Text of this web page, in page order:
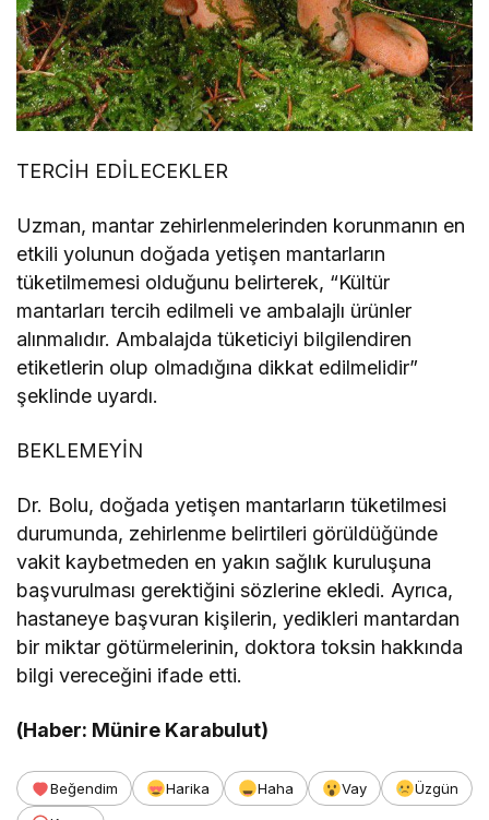
TERCİH EDİLECEKLER
Uzman, mantar zehirlenmelerinden korunmanın en
etkili yolunun doğada yetişen mantarların
tüketilmemesi olduğunu belirterek, “Kültür
mantarları tercih edilmeli ve ambalajlı ürünler
alınmalıdır. Ambalajda tüketiciyi bilgilendiren
etiketlerin olup olmadığına dikkat edilmelidir”
şeklinde uyardı.
BEKLEMEYİN
Dr. Bolu, doğada yetişen mantarların tüketilmesi
durumunda, zehirlenme belirtileri görüldüğünde
vakit kaybetmeden en yakın sağlık kuruluşuna
başvurulması gerektiğini sözlerine ekledi. Ayrıca,
hastaneye başvuran kişilerin, yedikleri mantardan
bir miktar götürmelerinin, doktora toksin hakkında
bilgi vereceğini ifade etti.
(Haber: Münire Karabulut)
Beğendim Harika Haha Vay
Üzgün